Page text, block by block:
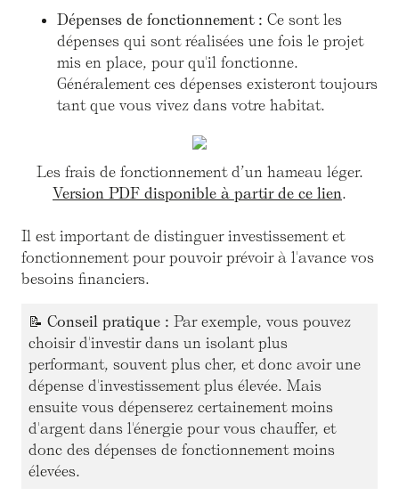
Dépenses de fonctionnement : Ce sont les
dépenses qui sont réalisées une fois le projet
mis en place, pour qu'il fonctionne.
Généralement ces dépenses existeront toujours
tant que vous vivez dans votre habitat.
Les frais de fonctionnement d’un hameau léger.
Version PDF disponible à partir de ce lien.
Il est important de distinguer investissement et
fonctionnement pour pouvoir prévoir à l'avance vos
besoins financiers.
📝 Conseil pratique : Par exemple, vous pouvez
choisir d'investir dans un isolant plus
performant, souvent plus cher, et donc avoir une
dépense d'investissement plus élevée. Mais
ensuite vous dépenserez certainement moins
d'argent dans l'énergie pour vous chauffer, et
donc des dépenses de fonctionnement moins
élevées.